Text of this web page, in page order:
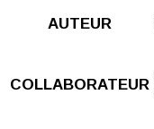
AUTEUR
COLLABORATEUR